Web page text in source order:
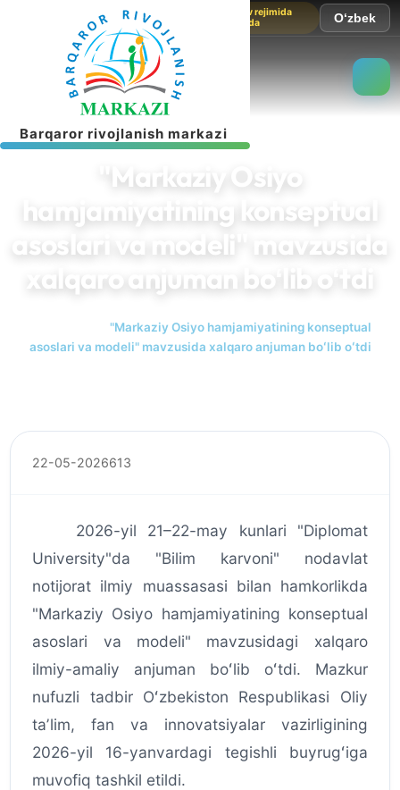
Barqaror rivojlanish markazi
Sayt sinov rejimida
ishlamoqda
O‘zbek
"Markaziy Osiyo
hamjamiyatining konseptual
asoslari va modeli" mavzusida
xalqaro anjuman boʻlib oʻtdi
"Markaziy Osiyo hamjamiyatining konseptual
asoslari va modeli" mavzusida xalqaro anjuman boʻlib oʻtdi
22-05-2026613
2026-yil 21–22-may kunlari "Diplomat
University"da "Bilim karvoni" nodavlat
notijorat ilmiy muassasasi bilan hamkorlikda
"Markaziy Osiyo hamjamiyatining konseptual
asoslari va modeli" mavzusidagi xalqaro
ilmiy-amaliy anjuman boʻlib oʻtdi. Mazkur
nufuzli tadbir Oʻzbekiston Respublikasi Oliy
taʼlim, fan va innovatsiyalar vazirligining
2026-yil 16-yanvardagi tegishli buyrugʻiga
muvofiq tashkil etildi.